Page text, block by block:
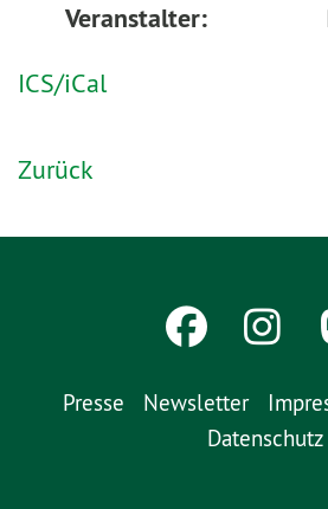
Veranstalter:
ICS/iCal
Zurück
Presse Newsletter
Datenschutz